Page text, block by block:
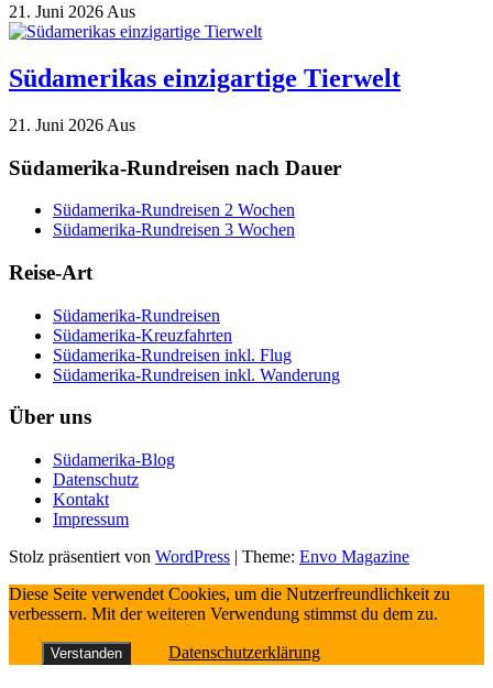
21. Juni 2026 Aus
Südamerikas einzigartige Tierwelt
21. Juni 2026 Aus
Südamerika-Rundreisen nach Dauer
Südamerika-Rundreisen 2 Wochen
Südamerika-Rundreisen 3 Wochen
Reise-Art
Südamerika-Rundreisen
Südamerika-Kreuzfahrten
Südamerika-Rundreisen inkl. Flug
Südamerika-Rundreisen inkl. Wanderung
Über uns
Südamerika-Blog
Datenschutz
Kontakt
Impressum
Stolz präsentiert von WordPress | Theme: Envo Magazine
Diese Seite verwendet Cookies, um die Nutzerfreundlichkeit zu
verbessern. Mit der weiteren Verwendung stimmst du dem zu.
Verstanden Datenschutzerklärung